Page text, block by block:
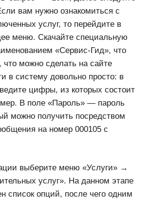
вам нужно ознакомиться с
услуг, то перейдите в
меню. Скачайте специальную
«Сервис-Гид», что
что можно сделать на сайте
в систему довольно просто: в
цифры, из которых состоит
В поле «Пароль» — пароль
можно получить посредством
на номер 000105 с
выберите меню «Услуги» →
услуг». На данном этапе
список опций, после чего одним